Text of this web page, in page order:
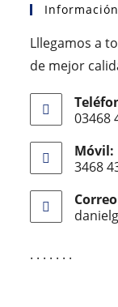
Información
Lllegamos a
de mejor
03468
Móvil:
3468
. . . . . . .